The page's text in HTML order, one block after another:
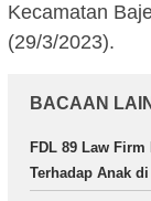
Kecamatan
(29/3/2023).
BACAAN
FDL 89 Law
Terhadap Anak